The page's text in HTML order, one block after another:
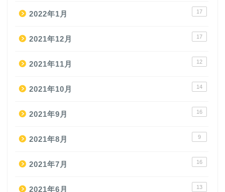
2022年1月 17
2021年12月 17
2021年11月 12
2021年10月 14
2021年9月 16
2021年8月 9
2021年7月 16
2021年6月 13